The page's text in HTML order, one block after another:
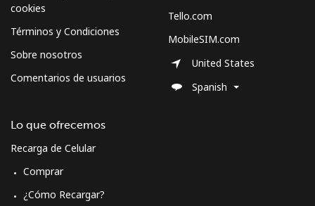
cookies
Términos y Condiciones
Sobre nosotros
Comentarios de usuarios
Lo que ofrecemos
Recarga de Celular
Comprar
¿Cómo Recargar?
Tello.com
MobileSIM.com
United States
Spanish